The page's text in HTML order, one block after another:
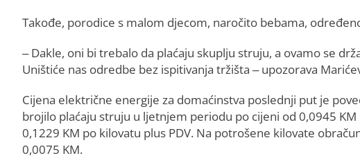
Takođe, porodice s malom djecom, naročito bebama,
– Dakle, oni bi trebalo da plaćaju skuplju struju, a ovamo se
Uništiće nas odredbe bez ispitivanja tržišta – upozorava
Cijena električne energije za domaćinstva poslednji put je
brojilo plaćaju struju u ljetnjem periodu po cijeni od 0,0945
0,1229 KM po kilovatu plus PDV. Na potrošene kilovate
0,0075 KM.